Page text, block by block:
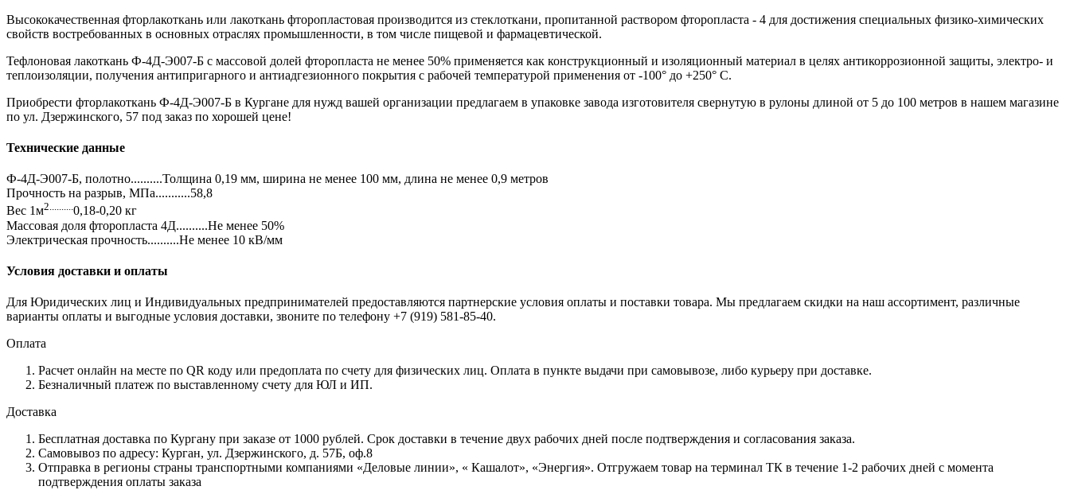
Высококачественная фторлакоткань или лакоткань фторопластовая производится из стеклоткани, пропитанной раствором фторопласта - 4 для достижения специальных физико-химических
свойств востребованных в основных отраслях промышленности, в том числе пищевой и фармацевтической.
Тефлоновая лакоткань Ф-4Д-Э007-Б с массовой долей фторопласта не менее 50% применяется как конструкционный и изоляционный материал в целях антикоррозионной защиты, электро- и
теплоизоляции, получения антипригарного и антиадгезионного покрытия с рабочей температурой применения от -100° до +250° С.
Приобрести фторлакоткань Ф-4Д-Э007-Б в Кургане для нужд вашей организации предлагаем в упаковке завода изготовителя свернутую в рулоны длиной от 5 до 100 метров в нашем магазине
по ул. Дзержинского, 57 под заказ по хорошей цене!
Технические данные
Ф-4Д-Э007-Б, полотно..........Толщина 0,19 мм, ширина не менее 100 мм, длина не менее 0,9 метров
Прочность на разрыв, МПа...........58,8
Вес 1м2..........0,18-0,20 кг
Массовая доля фторопласта 4Д..........Не менее 50%
Электрическая прочность..........Не менее 10 кВ/мм
Условия доставки и оплаты
Для Юридических лиц и Индивидуальных предпринимателей предоставляются партнерские условия оплаты и поставки товара. Мы предлагаем скидки на наш ассортимент, различные
варианты оплаты и выгодные условия доставки, звоните по телефону +7 (919) 581-85-40.
Оплата
Расчет онлайн на месте по QR коду или предоплата по счету для физических лиц. Оплата в пункте выдачи при самовывозе, либо курьеру при доставке.
Безналичный платеж по выставленному счету для ЮЛ и ИП.
Доставка
Бесплатная доставка по Кургану при заказе от 1000 рублей. Срок доставки в течение двух рабочих дней после подтверждения и согласования заказа.
Самовывоз по адресу: Курган, ул. Дзержинского, д. 57Б, оф.8
Отправка в регионы страны транспортными компаниями «Деловые линии», « Кашалот», «Энергия». Отгружаем товар на терминал ТК в течение 1-2 рабочих дней с момента
подтверждения оплаты заказа